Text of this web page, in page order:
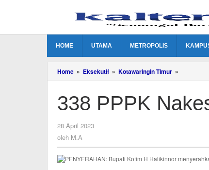
HOME UTAMA METROPOLIS
Home » Eksekutif » Kotawaringin Timur »
PPPK
Terima
SK
338 PPPK
28 April 2023
oleh M.A